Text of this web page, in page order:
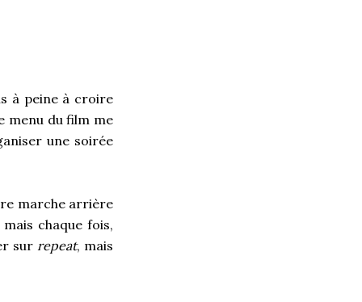
à peine à croire
menu du film me
une soirée
marche arrière
chaque fois,
sur repeat, mais